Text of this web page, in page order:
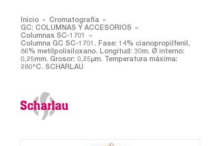
Inicio
Cromatografía
GC: COLUMNAS Y ACCESORIOS
Columnas SC-1701
Columna GC SC-1701. Fase: 14% cianopropilfenil,
86% metilpolisiloxano. Longitud: 30m. Ø interno:
0,25mm. Grosor: 0,25µm. Temperatura máxima:
280ºC. SCHARLAU